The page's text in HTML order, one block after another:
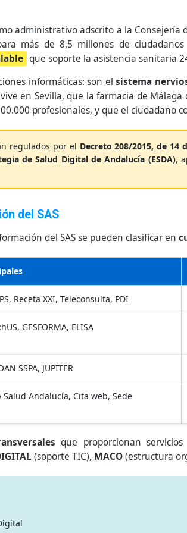
administrativo adscrito a la
más de 8,5 millones de
que soporte la asistencia sanitaria
informáticas: son elsistema
en Sevilla, que la farmacia de
profesionales, y que el ciudadano
regulados por el Decreto 208/2015, de 14
de Salud Digital de Andalucía (ESDA),
del SAS
del SAS se pueden clasificar en
Receta XXI, Teleconsulta, PDI
GESFORMA, ELISA
SSPA, JUPITER
Salud Andalucía, Cita web, Sede
que proporcionan
(soporte TIC), MACO(estructura